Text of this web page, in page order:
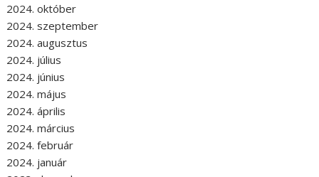
2024. október
2024. szeptember
2024. augusztus
2024. július
2024. június
2024. május
2024. április
2024. március
2024. február
2024. január